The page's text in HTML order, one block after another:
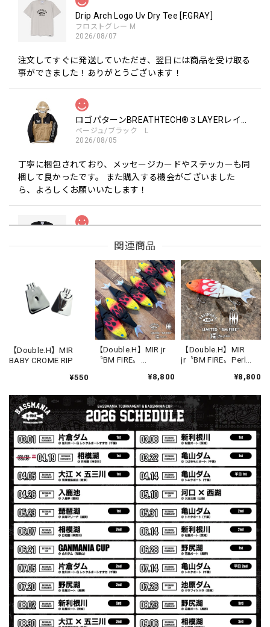
Drip Arch Logo Uv Dry Tee [F.GRAY]
フロストグレー M
2026/08/07
注文してすぐに発送していただき、翌日には商品を受け取る
事ができました！ありがとうございます！
ロゴパターンBREATHTECH®３LAYERレインジャケット［BEG/BLK］
ベージュ/ブラック L
2026/08/05
丁寧に梱包されており、メッセージカードやステッカーも同
梱して良かったです。 また購入する機会がございました
ら、よろしくお願いいたします！
ブラック L
【Double.H】MIR
Daeun / BlackSilver
2026/07/31
MIR届きました。発送まで迅速に対応して頂きありがとうご
ざいました。
【Seamania】Uv Rush Cool Logo Zip Parka［BLK］［LIMITED］
ブラック L
2026/07/30
発送も早く着心地最高！！！！ セットアップで短パンも買
えば良かった！！
Logo Sweat Zip Parka [ASH GRY]
アッシュグレー XXL
2026/07/30
夏の早朝 少し肌寒い時一枚羽織りたい時ちょうど良い。
秋 冬 春 中でも外でも、ちょっと良い。厚めの生地がし
っかりしていて、タウンユースでも、気分良く歩けます。
関連商品
【Double.H】MIR
BABY CROME RIP
¥550
【Double.H】MIR jr
〝BM FIRE〟
¥8,800
【Double.H】MIR
jr〝BM FIRE〟Perl
¥8,800